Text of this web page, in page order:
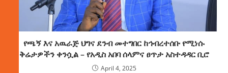
የጫኝ እና አዉራጅ ህግና ደንብ መተግበር ከኅብረተሰቡ የሚነሱ
ቅሬታዎችን ቀንሷል – የአዲስ አበባ ሰላምና ፀጥታ አስተዳዳር ቢሮ
April 4, 2025